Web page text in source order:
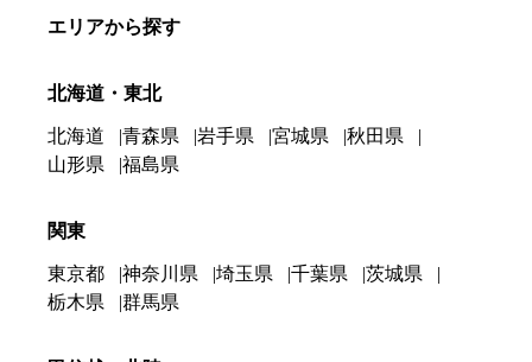
エリアから探す
北海道・東北
北海道 青森県 岩手県 宮城県
秋田県
山形県
福島県
関東
東京都 神奈川県 埼玉県 千葉県
茨城県
栃木県
群馬県